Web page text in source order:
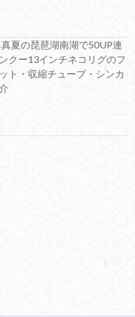
夏の琵琶湖南湖で50UP連
クー13インチネコリグのフ
ト・収縮チューブ・シンカ